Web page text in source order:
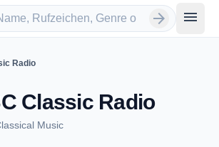
arrow_forward menu
Radio
Classic Radio
Music